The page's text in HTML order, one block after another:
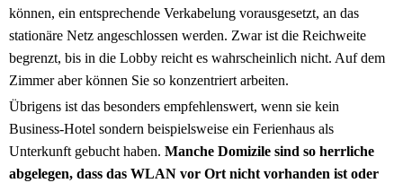
können, ein entsprechende Verkabelung vorausgesetzt, an das
stationäre Netz angeschlossen werden. Zwar ist die Reichweite
begrenzt, bis in die Lobby reicht es wahrscheinlich nicht. Auf dem
Zimmer aber können Sie so konzentriert arbeiten.
Übrigens ist das besonders empfehlenswert, wenn sie kein
Business-Hotel sondern beispielsweise ein Ferienhaus als
Unterkunft gebucht haben. Manche Domizile sind so herrliche
abgelegen, dass das WLAN vor Ort nicht vorhanden ist oder